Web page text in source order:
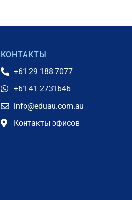
КОНТАКТЫ
+61 29 188 7077
+61 41 2731646
info@eduau.com.au
Контакты офисов